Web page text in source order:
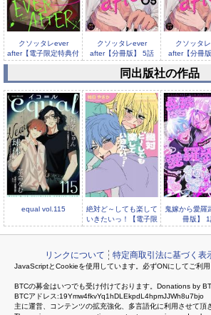
クソッタレever
after【電子限定特典付
き...
クソッタレever
after【分冊版】 5話
クソッタ
after【分冊
クソッタレever
after【分冊版】 2話
同出版社の作品
equal vol.115
絶対ど～しても楽して
いきたいっ！【電子限
定描き下ろし漫画付き
鬼嫁から愛羅
冊版】
リンクについて 特定商取引法に基づく表
JavaScriptとCookieを使用しています。必ずONにしてご利用
BTCの募金はいつでも受け付けております。Donations by
BTCアドレス:19Ymw4fkvYq1hDLEkpdL4hpmJJWh8u7bjo
主に運営、コンテンツの拡充強化、多言語化に利用させて頂